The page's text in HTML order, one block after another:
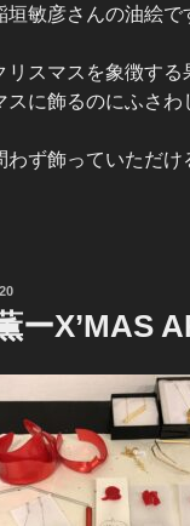
垣敏彦さんの油絵で
リスマスを象徴する
スに飾るのにふさわ
わず飾っていただけ
ーX’MAS